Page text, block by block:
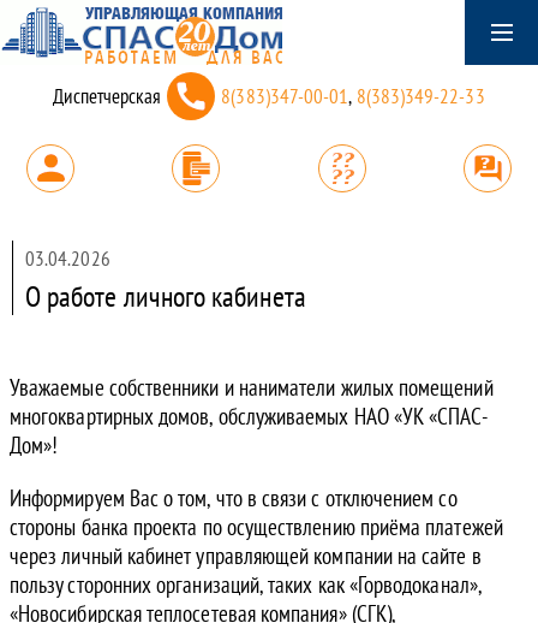
Диспетчерская 8(383)347-00-01, 8(383)349-22-33
03.04.2026
О работе личного кабинета
Уважаемые собственники и наниматели жилых помещений
многоквартирных домов, обслуживаемых НАО «УК «СПАС-
Дом»!
Информируем Вас о том, что в связи с отключением со
стороны банка проекта по осуществлению приёма платежей
через личный кабинет управляющей компании на сайте в
пользу сторонних организаций, таких как «Горводоканал»,
«Новосибирская теплосетевая компания» (СГК),